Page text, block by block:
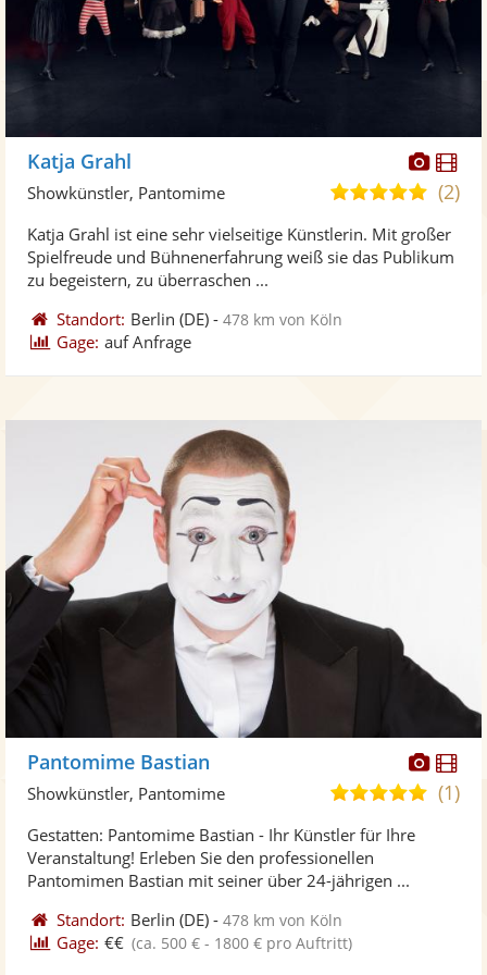
Fotos
Katja Grahl
5,0
5
(2)
Showkünstler, Pantomime
Katja Grahl ist eine sehr vielseitige Künstlerin. Mit großer
Spielfreude und Bühnenerfahrung weiß sie das Publikum
zu begeistern, zu überraschen ...
Standort: Berlin (DE) -478 km von Köln
Gage: auf Anfrage
Pantomime Bastian
5,0(1)
Showkünstler, Pantomime
Gestatten: Pantomime Bastian - Ihr Künstler für Ihre
Veranstaltung! Erleben Sie den professionellen
Pantomimen Bastian mit seiner über 24-jährigen ...
Standort: Berlin (DE) -478 km von Köln
Gage: €€ (ca. 500 € - 1800 € pro Auftritt)